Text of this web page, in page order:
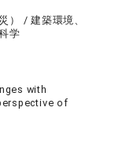
） / 建築環境、
学
with
of